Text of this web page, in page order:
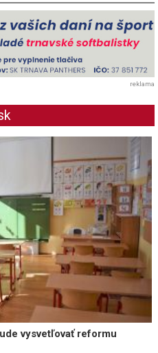
reklama
vysvetľovať reformu